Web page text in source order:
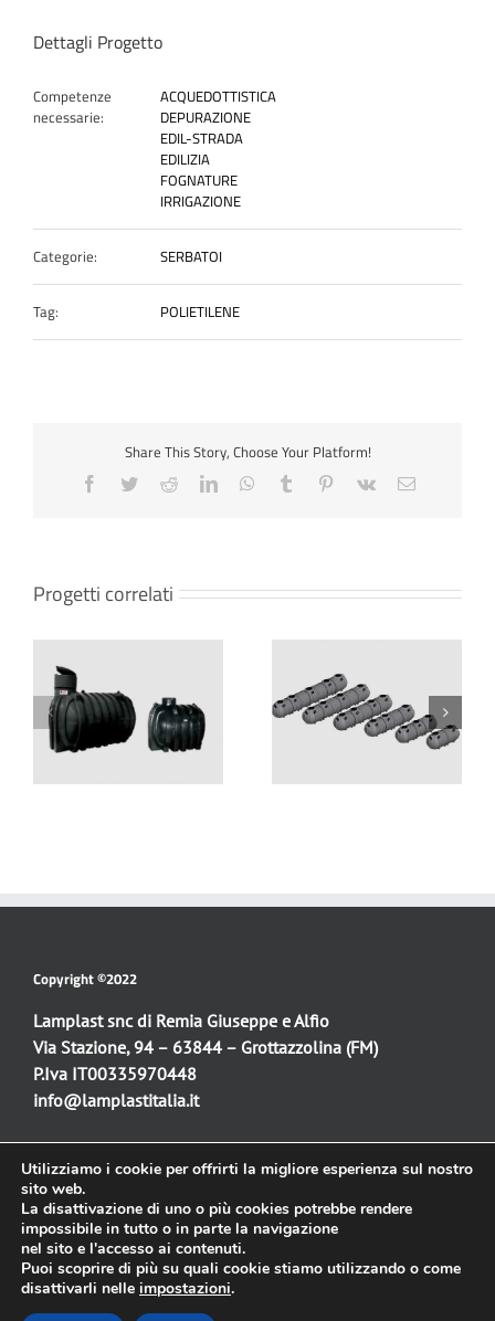
Dettagli Progetto
Competenze
necessarie:
ACQUEDOTTISTICA
DEPURAZIONE
EDIL-STRADA
EDILIZIA
FOGNATURE
IRRIGAZIONE
Categorie: SERBATOI
Tag: POLIETILENE
Share This Story, Choose Your Platform!
Progetti correlati
SERBATOI DI PRIMA
RACCOLTA MODULARI
SERBATOIO DI PRIMA
RACCOLTA – CHU
Copyright ©2022
Lamplast snc di Remia Giuseppe e Alfio
Via Stazione, 94 – 63844 – Grottazzolina (FM)
P.Iva IT00335970448
info@lamplastitalia.it
Sito web:
Progettazione e realizzazione
Simone Fulimeni
info@simonefulimeni.it
Utilizziamo i cookie per offrirti la migliore esperienza sul nostro
sito web.
La disattivazione di uno o più cookies potrebbe rendere
impossibile in tutto o in parte la navigazione
nel sito e l'accesso ai contenuti.
Puoi scoprire di più su quali cookie stiamo utilizzando o come
disattivarli nelle impostazioni.